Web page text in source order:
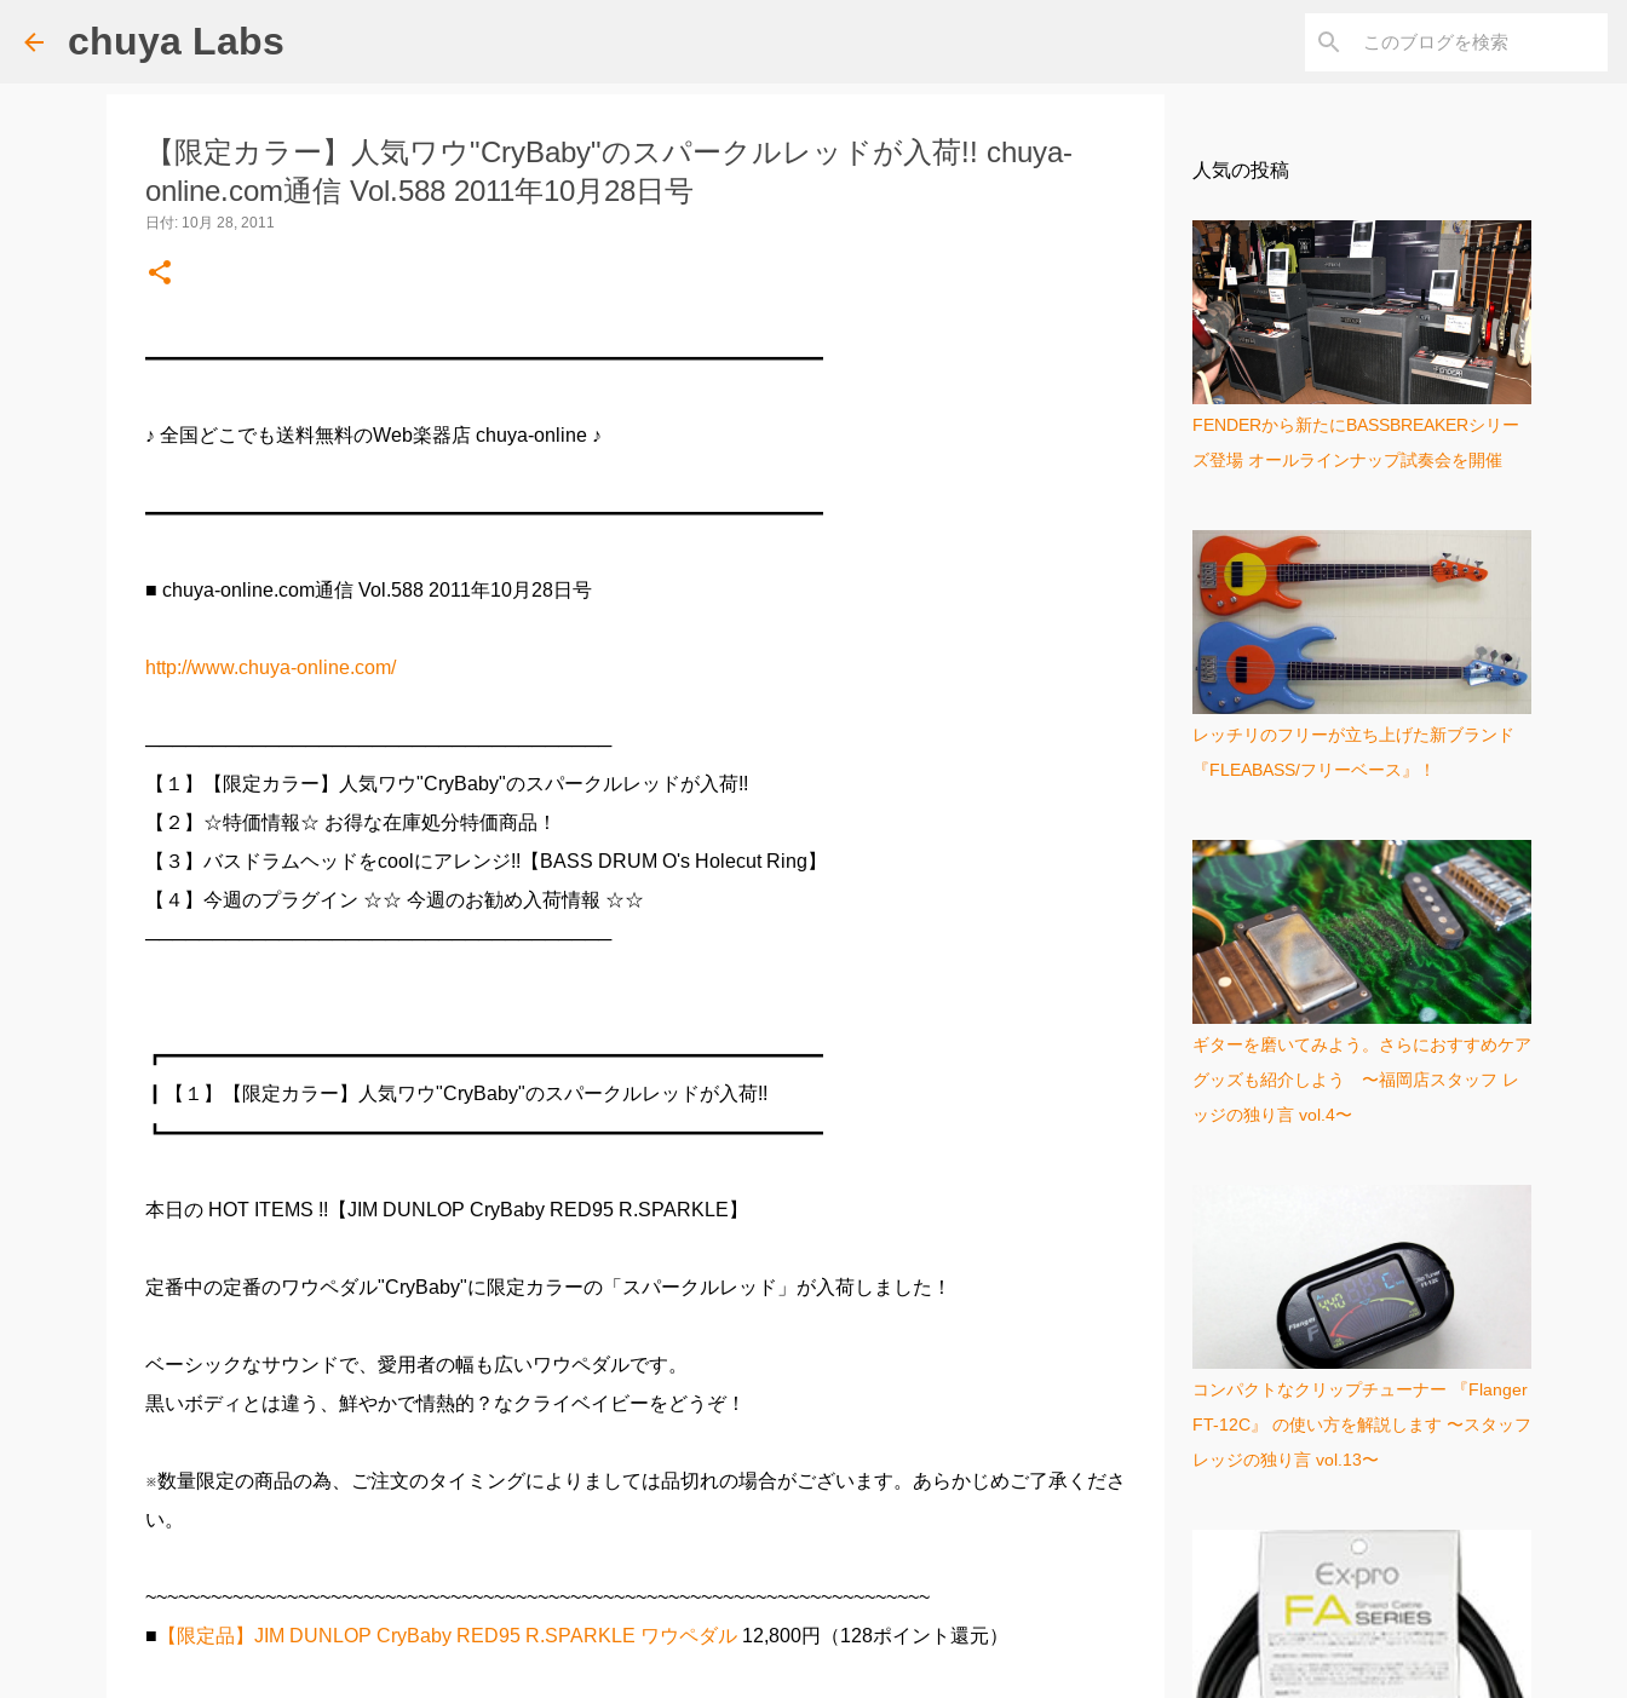
chuya Labs
【限定カラー】人気ワウ"CryBaby"のスパークルレッドが入荷!! chuya-
online.com通信 Vol.588 2011年10月28日号
日付: 10月 28, 2011
━━━━━━━━━━━━━━━━━━━━━━━━━━━━━━━━━━━
♪ 全国どこでも送料無料のWeb楽器店 chuya-online ♪
━━━━━━━━━━━━━━━━━━━━━━━━━━━━━━━━━━━
■ chuya-online.com通信 Vol.588 2011年10月28日号
http://www.chuya-online.com/
───────────────────────────────────
【１】【限定カラー】人気ワウ"CryBaby"のスパークルレッドが入荷!!
【２】☆特価情報☆ お得な在庫処分特価商品！
【３】バスドラムヘッドをcoolにアレンジ!!【BASS DRUM O's Holecut Ring】
【４】今週のプラグイン ☆☆ 今週のお勧め入荷情報 ☆☆
───────────────────────────────────
┏━━━━━━━━━━━━━━━━━━━━━━━━━━━━━━━━━━
┃【１】【限定カラー】人気ワウ"CryBaby"のスパークルレッドが入荷!!
┗━━━━━━━━━━━━━━━━━━━━━━━━━━━━━━━━━━
本日の HOT ITEMS !!【JIM DUNLOP CryBaby RED95 R.SPARKLE】
定番中の定番のワウペダル"CryBaby"に限定カラーの「スパークルレッド」が入荷しました！
ベーシックなサウンドで、愛用者の幅も広いワウペダルです。
黒いボディとは違う、鮮やかで情熱的？なクライベイビーをどうぞ！
※数量限定の商品の為、ご注文のタイミングによりましては品切れの場合がございます。あらかじめご了承くださ
い。
~~~~~~~~~~~~~~~~~~~~~~~~~~~~~~~~~~~~~~~~~~~~~~~~~~~~~~~~~~~~~~~~~~~~~~~~
■ 【限定品】JIM DUNLOP CryBaby RED95 R.SPARKLE ワウペダル12,800円（128ポイント還元）
人気の投稿
FENDERから新たにBASSBREAKERシリー
ズ登場 オールラインナップ試奏会を開催
レッチリのフリーが立ち上げた新ブランド
『FLEABASS/フリーベース』！
ギターを磨いてみよう。さらにおすすめケア
グッズも紹介しよう 〜福岡店スタッフ レ
ッジの独り言 vol.4〜
コンパクトなクリップチューナー 『Flanger
FT-12C』 の使い方を解説します 〜スタッフ
レッジの独り言 vol.13〜